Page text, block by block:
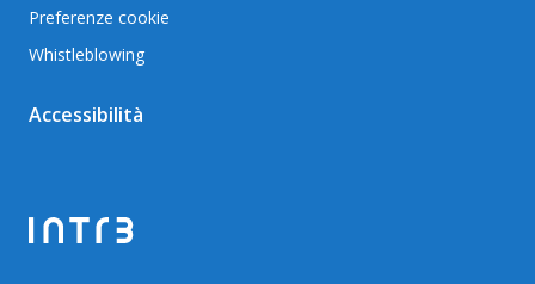
Preferenze cookie
Whistleblowing
Accessibilità